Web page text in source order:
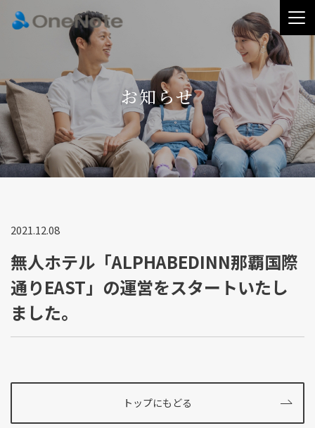
お知らせ
2021.12.08
無人ホテル「ALPHABEDINN那覇国際
通りEAST」の運営をスタートいたし
ました。
トップにもどる